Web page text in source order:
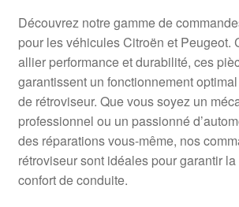
Livraison internationale
Mon compte
Paiements
Panier
Plainte
Découvrez notre gamme de
pour les véhicules Citroën et Peugeot.
allier performance et durabilité, ces
garantissent un fonctionnement
de rétroviseur. Que vous soyez un
professionnel ou un passionné
des réparations vous-même, nos
rétroviseur sont idéales pour garantir
confort de conduite.